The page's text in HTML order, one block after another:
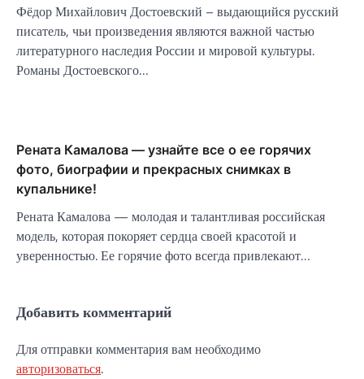
Фёдор Михайлович Достоевский – выдающийся русский
писатель, чьи произведения являются важной частью
литературного наследия России и мировой культуры.
Романы Достоевского…
Рената Камалова — узнайте все о ее горячих
фото, биографии и прекрасных снимках в
купальнике!
Рената Камалова — молодая и талантливая российская
модель, которая покоряет сердца своей красотой и
уверенностью. Ее горячие фото всегда привлекают…
Добавить комментарий
Для отправки комментария вам необходимо
авторизоваться.